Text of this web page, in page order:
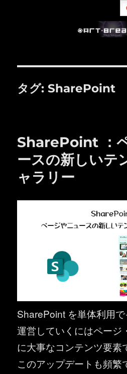
タグ:SharePoint
SharePoint ：
ースの新しいテ
ャラリー
SharePoint を単体利用
運営していくにはページ
に大事なコンテンツ要素
このアップデートも頻繁